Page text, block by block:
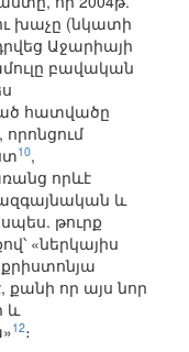
խաչը (նկատի
Աջարիայի
բավական
հատվածը
10,
որևէ
և
թուրք
«ներկայիս
քանի որ այս նոր
և
12։